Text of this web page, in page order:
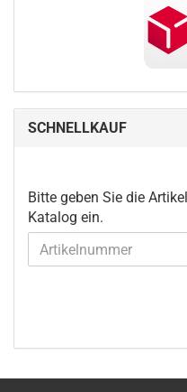
SCHNELLKAUF
BITTE
GEBEN
SIE
DIE
Bitte geben Sie die
Katalog ein.